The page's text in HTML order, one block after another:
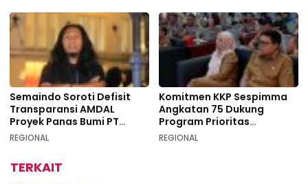
Semaindo Soroti Defisit
Transparansi AMDAL
Proyek Panas Bumi PT
Geodipa Energi di
REGIONAL
Komitmen KKP Sespimma
Angkatan 75 Dukung
Program Prioritas
Swasembada Pangan
REGIONAL
TERKAIT